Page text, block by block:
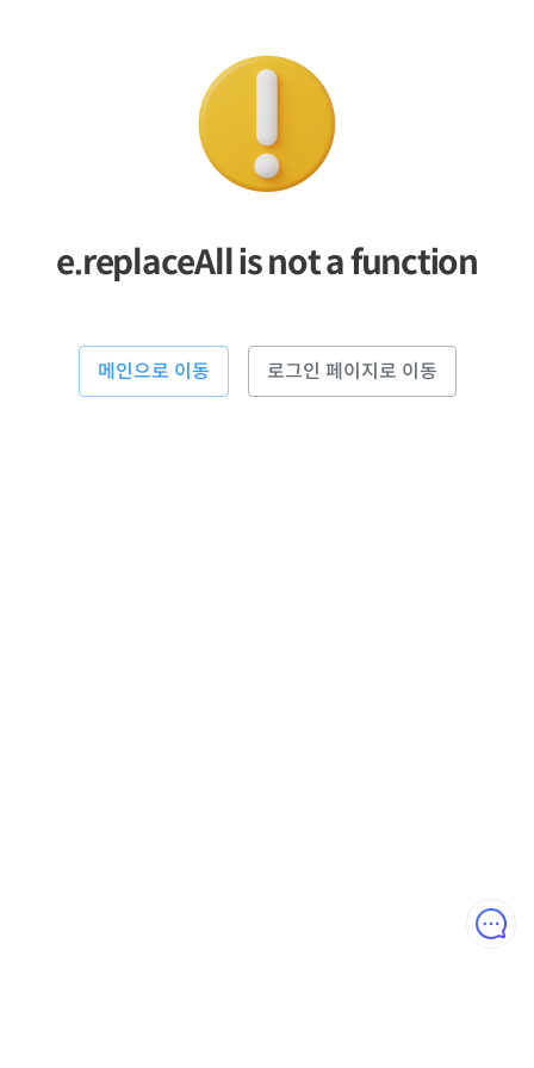
e.replaceAll is not a function
메인으로 이동 로그인 페이지로 이동